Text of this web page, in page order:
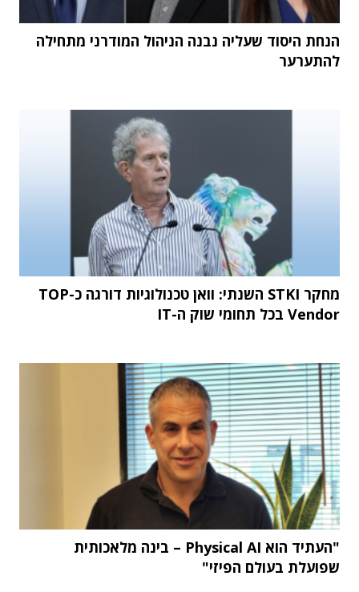
הנחת היסוד שעליה נבנה הניהול המודרני מתחילה
להתערער
מחקר STKI השנתי: וואן טכנולוגיות דורגה כ-TOP
Vendor בכל תחומי שוק ה-IT
"העתיד הוא Physical AI – בינה מלאכותית
שפועלת בעולם הפיזי"